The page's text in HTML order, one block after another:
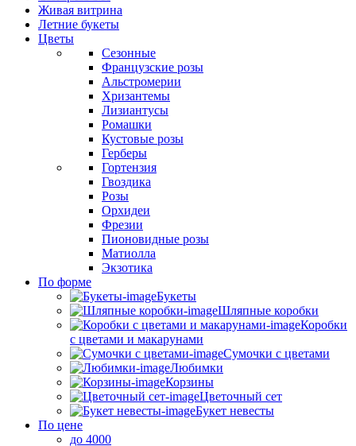
Живая витрина
Летние букеты
Цветы
Сезонные
Французские розы
Альстромерии
Хризантемы
Лизиантусы
Ромашки
Кустовые розы
Герберы
Гортензия
Гвоздика
Розы
Орхидеи
Фрезии
Пионовидные розы
Матиолла
Экзотика
По форме
Букеты
Шляпные коробки
Коробки
с цветами и макарунами
Сумочки с цветами
Любимки
Корзины
Цветочный сет
Букет невесты
По цене
до 4000